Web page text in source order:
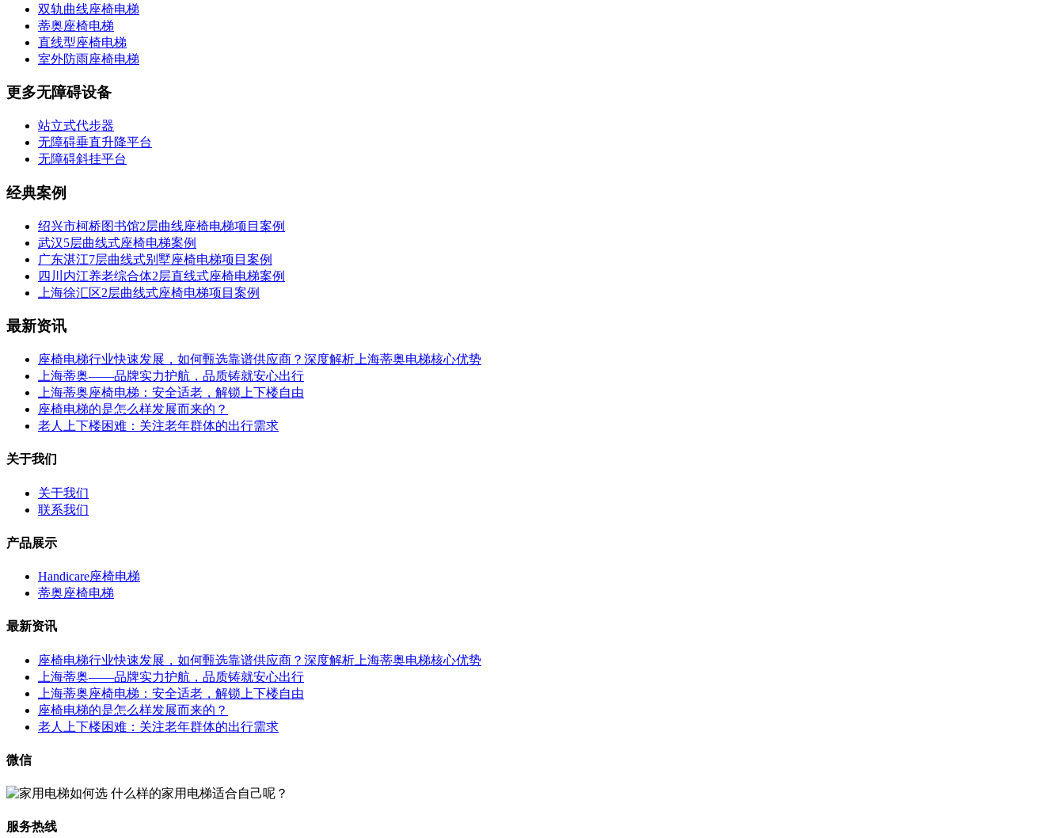
双轨曲线座椅电梯
蒂奥座椅电梯
直线型座椅电梯
室外防雨座椅电梯
更多无障碍设备
站立式代步器
无障碍垂直升降平台
无障碍斜挂平台
经典案例
绍兴市柯桥图书馆2层曲线座椅电梯项目案例
武汉5层曲线式座椅电梯案例
广东湛江7层曲线式别墅座椅电梯项目案例
四川内江养老综合体2层直线式座椅电梯案例
上海徐汇区2层曲线式座椅电梯项目案例
最新资讯
座椅电梯行业快速发展，如何甄选靠谱供应商？深度解析上海蒂奥电梯核心优势
上海蒂奥——品牌实力护航，品质铸就安心出行
上海蒂奥座椅电梯：安全适老，解锁上下楼自由
座椅电梯的是怎么样发展而来的？
老人上下楼困难：关注老年群体的出行需求
关于我们
关于我们
联系我们
产品展示
Handicare座椅电梯
蒂奥座椅电梯
最新资讯
座椅电梯行业快速发展，如何甄选靠谱供应商？深度解析上海蒂奥电梯核心优势
上海蒂奥——品牌实力护航，品质铸就安心出行
上海蒂奥座椅电梯：安全适老，解锁上下楼自由
座椅电梯的是怎么样发展而来的？
老人上下楼困难：关注老年群体的出行需求
微信
服务热线